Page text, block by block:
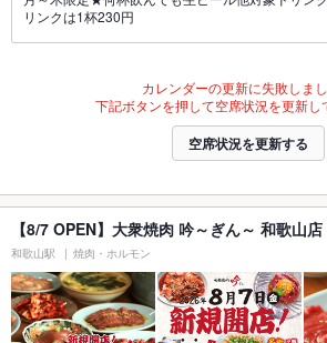
リンクは1杯230円
カレンダーの更新に失敗しまし
下記ボタンを押して空席状況を更新し
空席状況を更新する
【8/7 OPEN】大衆焼肉 吟～ぎん～ 和歌山店
和歌山駅 焼肉・ホルモン